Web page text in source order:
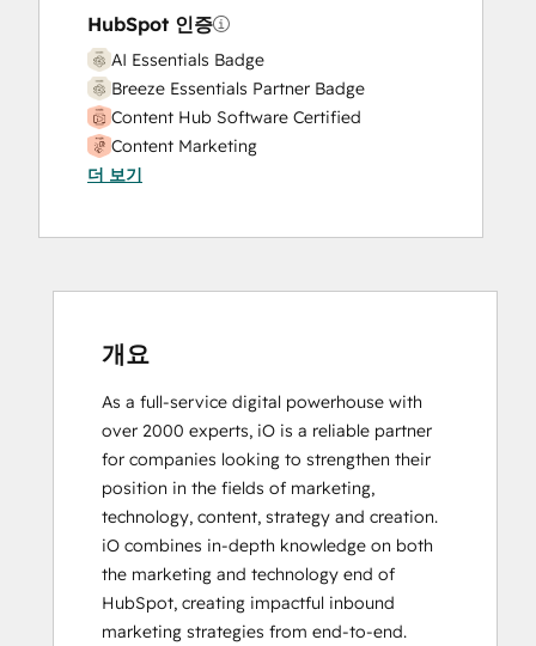
HubSpot 인증
AI Essentials Badge
Breeze Essentials Partner Badge
Content Hub Software Certified
Content Marketing
CRM Data Migration Certification
Digital Advertising
Email Marketing Certification
Frictionless Sales
HubSpot Architecture I: Data Models and
APIs
HubSpot Architecture II: Content and
Messaging Tools
HubSpot CMS for Developers II
HubSpot Content Hub Software
HubSpot Email Marketing Software
Certification
HubSpot Implementation for Partners
더 보기
개요
As a full-service digital powerhouse with
over 2000 experts, iO is a reliable partner
for companies looking to strengthen their
position in the fields of marketing,
technology, content, strategy and creation.
iO combines in-depth knowledge on both
the marketing and technology end of
HubSpot, creating impactful inbound
marketing strategies from end-to-end.